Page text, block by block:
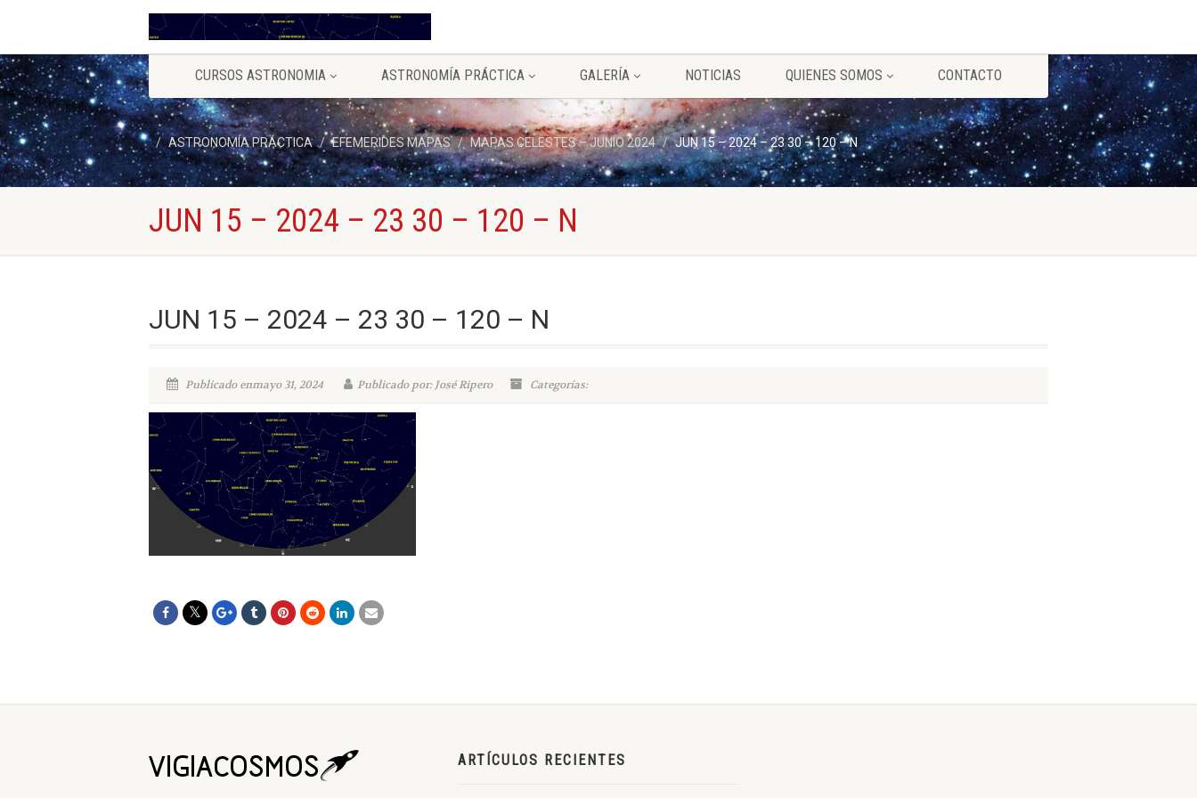
CURSOS ASTRONOMIA ASTRONOMÍA PRÁCTICA GALERÍA NOTICIAS QUIENES SOMOS CONTACTO
ASTRONOMÍA PRÁCTICA EFEMERIDES MAPAS MAPAS CELESTES – JUNIO 2024 JUN 15 – 2024 – 23 30 – 120 – N
JUN 15 – 2024 – 23 30 – 120 – N
JUN 15 – 2024 – 23 30 – 120 – N
Publicado enmayo 31, 2024 Publicado por: José Ripero Categorías:
ARTÍCULOS RECIENTES